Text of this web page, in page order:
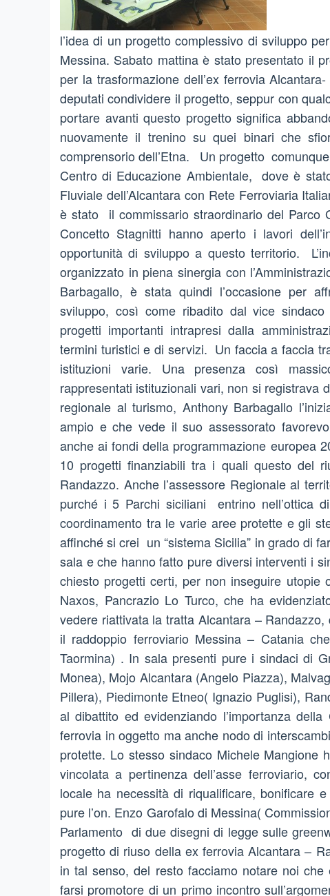
l’idea di un progetto complessivo di sviluppo
Messina. Sabato mattina è stato presentato il
per la trasformazione dell’ex ferrovia
deputati condividere il progetto, seppur con
portare avanti questo progetto significa
nuovamente il trenino su quei binari che
comprensorio dell’Etna. Un progetto
Centro di Educazione Ambientale, dove è
Fluviale dell’Alcantara con Rete Ferroviaria
è stato il commissario straordinario del Parco
Concetto Stagnitti hanno aperto i lavori
opportunità di sviluppo a questo territorio.
organizzato in piena sinergia con
Barbagallo, è stata quindi l’occasione per
sviluppo, così come ribadito dal vice
progetti importanti intrapresi dalla
termini turistici e di servizi. Un faccia a faccia
istituzioni varie. Una presenza così
rappresentati istituzionali vari, non si
regionale al turismo, Anthony Barbagallo
ampio e che vede il suo assessorato
anche ai fondi della programmazione europea
10 progetti finanziabili tra i quali questo del
Randazzo. Anche l’assessore Regionale al
purché i 5 Parchi siciliani entrino nell’ottica
coordinamento tra le varie aree protette e gli
affinché si crei un “sistema Sicilia” in grado di
sala e che hanno fatto pure diversi interventi i
chiesto progetti certi, per non inseguire
Naxos, Pancrazio Lo Turco, che ha
vedere riattivata la tratta Alcantara –
il raddoppio ferroviario Messina – Catania
Taormina) . In sala presenti pure i sindaci di
Monea), Mojo Alcantara (Angelo Piazza),
Pillera), Piedimonte Etneo( Ignazio Puglisi),
al dibattito ed evidenziando l’importanza
ferrovia in oggetto ma anche nodo di
protette. Lo stesso sindaco Michele Mangione
vincolata a pertinenza dell’asse ferroviario,
locale ha necessità di riqualificare, bonificare
pure l’on. Enzo Garofalo di Messina(
Parlamento di due disegni di legge sulle
progetto di riuso della ex ferrovia Alcantara –
in tal senso, del resto facciamo notare noi
farsi promotore di un primo incontro